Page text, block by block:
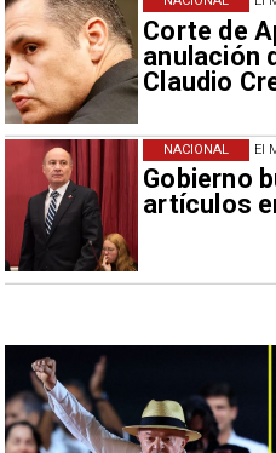
Corte de
anulación
Claudio
El
Gobierno
artículos
NACIONAL